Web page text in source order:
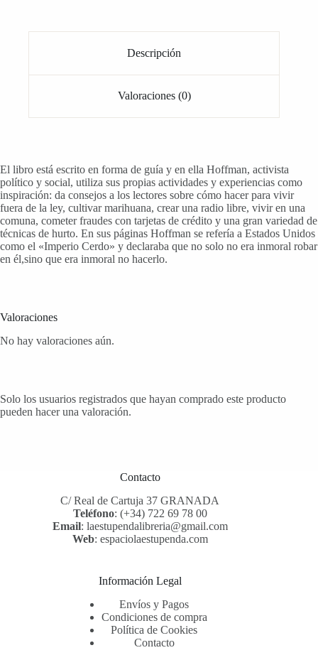
Descripción
Valoraciones (0)
El libro está escrito en forma de guía y en ella Hoffman, activista
político y social, utiliza sus propias actividades y experiencias como
inspiración: da consejos a los lectores sobre cómo hacer para vivir
fuera de la ley, cultivar marihuana, crear una radio libre, vivir en una
comuna, cometer fraudes con tarjetas de crédito y una gran variedad de
técnicas de hurto. En sus páginas Hoffman se refería a Estados Unidos
como el «Imperio Cerdo» y declaraba que no solo no era inmoral robar
en él,sino que era inmoral no hacerlo.
Valoraciones
No hay valoraciones aún.
Solo los usuarios registrados que hayan comprado este producto
pueden hacer una valoración.
Contacto
C/ Real de Cartuja 37 GRANADA
Teléfono: (+34) 722 69 78 00
Email: laestupendalibreria@gmail.com
Web: espaciolaestupenda.com
Información Legal
Envíos y Pagos
Condiciones de compra
Política de Cookies
Contacto